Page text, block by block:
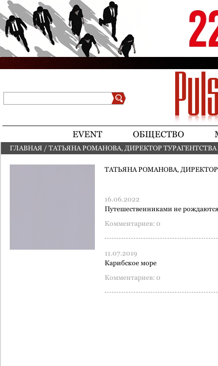
Jump to navigation
EVENT ОБЩЕСТВО
ВЫ ЗДЕСЬ
ГЛАВНАЯ / ТАТЬЯНА РОМАНОВА, ДИРЕКТОР ТУРАГЕНТСТВА
ТАТЬЯНА РОМАНОВА, ДИРЕКТОР
16.06.2022
Путешественниками не
Комментариев: 0
11.07.2019
Карибское море
Комментариев: 0